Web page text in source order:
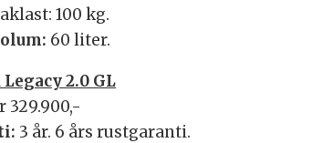
100 kg.
60 liter.
Legacy 2.0 GL
329.900,-
3 år. 6 års rustgaranti.